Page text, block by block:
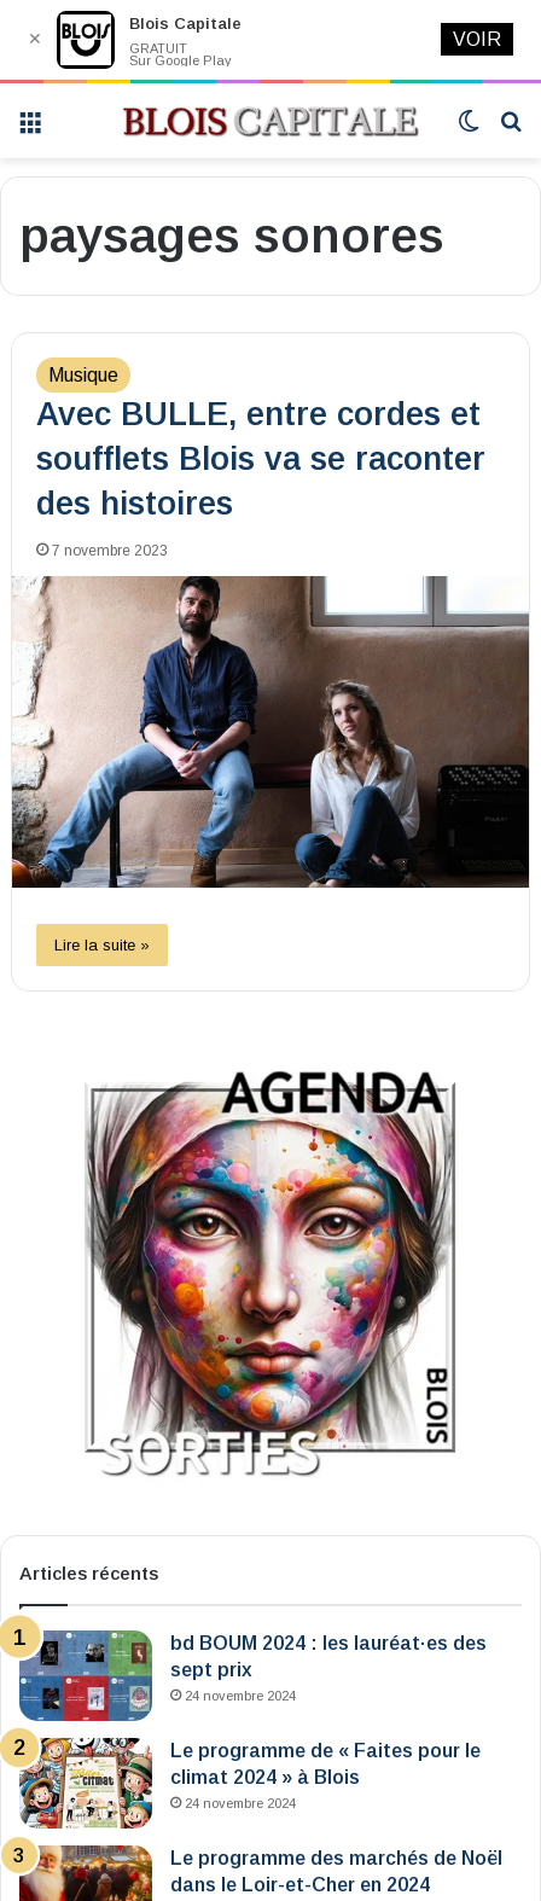
Switch
paysages sonores
Musique
Avec BULLE, entre cordes et
soufflets Blois va se raconter
des histoires
7 novembre 2023
Lire la suite »
Articles récents
bd BOUM 2024 : les lauréat·es des
sept prix
24 novembre 2024
Le programme de « Faites pour le
climat 2024 » à Blois
24 novembre 2024
Le programme des marchés de Noël
dans le Loir-et-Cher en 2024
✕
Blois Capitale
GRATUIT
Sur Google Play
VOIR